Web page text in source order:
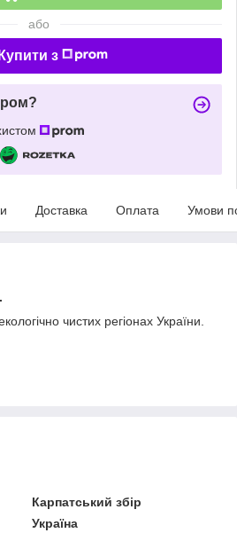
або
Купити з
Доставка Оплата Умови
чистих регіонах України.
Карпатський збір
Україна